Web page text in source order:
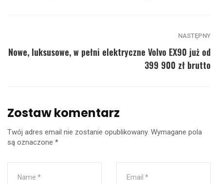
NASTĘPNY
Nowe, luksusowe, w pełni elektryczne Volvo EX90 już od
399 900 zł brutto
Zostaw komentarz
Twój adres email nie zostanie opublikowany. Wymagane pola
są oznaczone *